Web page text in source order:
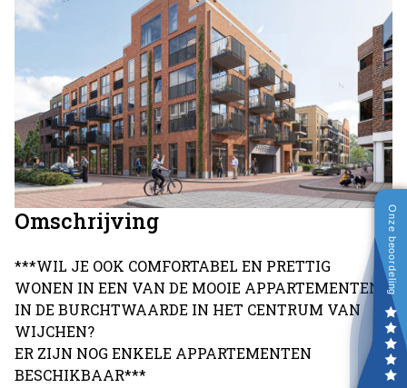
Omschrijving
***WIL JE OOK COMFORTABEL EN PRETTIG
WONEN IN EEN VAN DE MOOIE APPARTEMENTEN
IN DE BURCHTWAARDE IN HET CENTRUM VAN
WIJCHEN?
ER ZIJN NOG ENKELE APPARTEMENTEN
BESCHIKBAAR***